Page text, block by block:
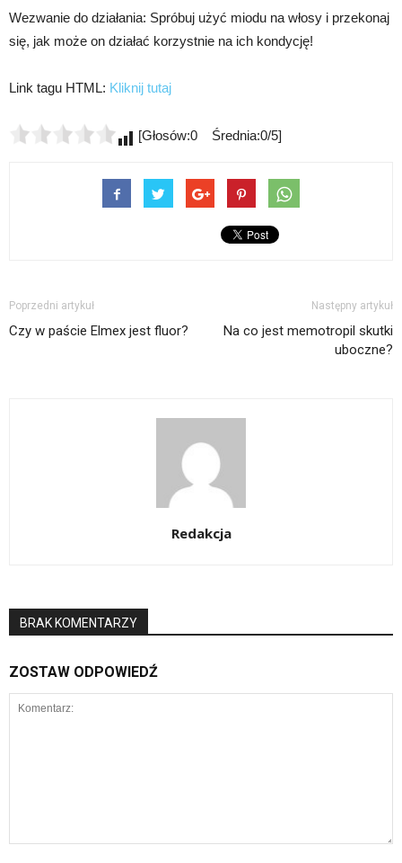
Wezwanie do działania: Spróbuj użyć miodu na włosy i przekonaj
się, jak może on działać korzystnie na ich kondycję!
Link tagu HTML: Kliknij tutaj
[Głosów:0 Średnia:0/5]
Poprzedni artykuł
Czy w paście Elmex jest fluor?
Następny artykuł
Na co jest memotropil skutki
uboczne?
Redakcja
BRAK KOMENTARZY
ZOSTAW ODPOWIEDŹ